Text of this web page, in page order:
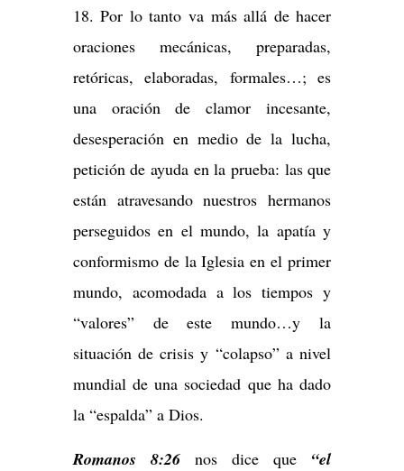
18. Por lo tanto va más allá de hacer
oraciones mecánicas, preparadas,
retóricas, elaboradas, formales…; es
una oración de clamor incesante,
desesperación en medio de la lucha,
petición de ayuda en la prueba: las que
están atravesando nuestros hermanos
perseguidos en el mundo, la apatía y
conformismo de la Iglesia en el primer
mundo, acomodada a los tiempos y
“valores” de este mundo…y la
situación de crisis y “colapso” a nivel
mundial de una sociedad que ha dado
la “espalda” a Dios.
Romanos 8:26nos dice que “el